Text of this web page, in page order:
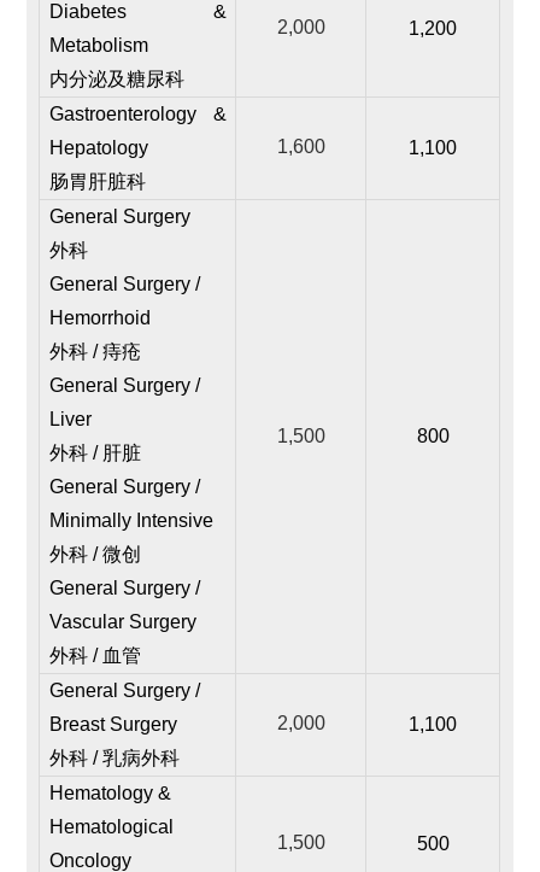
Diabetes &
Metabolism
内分泌及糖尿科
2,000 1,200
Gastroenterology &
Hepatology
肠胃肝脏科
1,600 1,100
General Surgery
外科
General Surgery /
Hemorrhoid
外科 / 痔疮
General Surgery /
Liver
外科 / 肝脏
General Surgery /
Minimally Intensive
外科 / 微创
General Surgery /
Vascular Surgery
外科 / 血管
1,500 800
General Surgery /
Breast Surgery
外科 / 乳病外科
2,000 1,100
Hematology &
Hematological
Oncology
1,500 500